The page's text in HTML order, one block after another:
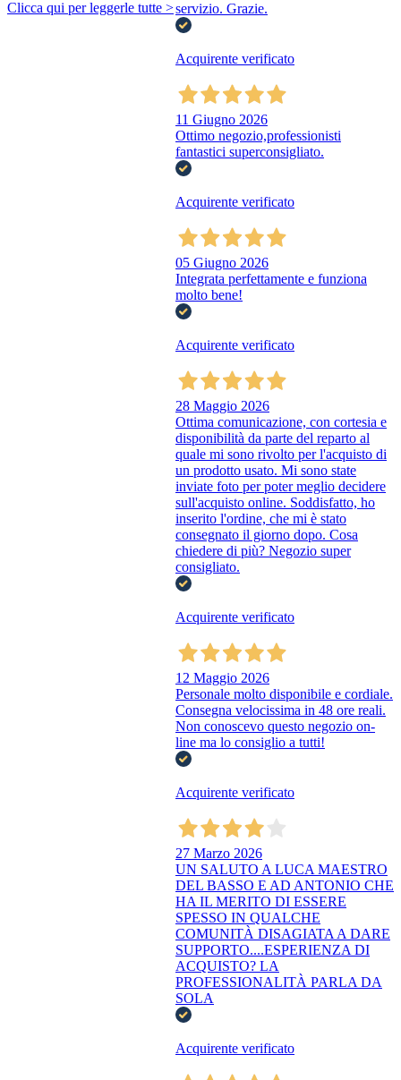
Clicca qui per leggerle tutte >servizio. Grazie.
Acquirente verificato
11 Giugno 2026
Ottimo negozio,professionisti
fantastici superconsigliato.
Acquirente verificato
05 Giugno 2026
Integrata perfettamente e funziona
molto bene!
Acquirente verificato
28 Maggio 2026
Ottima comunicazione, con cortesia e
disponibilità da parte del reparto al
quale mi sono rivolto per l'acquisto di
un prodotto usato. Mi sono state
inviate foto per poter meglio decidere
sull'acquisto online. Soddisfatto, ho
inserito l'ordine, che mi è stato
consegnato il giorno dopo. Cosa
chiedere di più? Negozio super
consigliato.
Acquirente verificato
12 Maggio 2026
Personale molto disponibile e cordiale.
Consegna velocissima in 48 ore reali.
Non conoscevo questo negozio on-
line ma lo consiglio a tutti!
Acquirente verificato
27 Marzo 2026
UN SALUTO A LUCA MAESTRO
DEL BASSO E AD ANTONIO CHE
HA IL MERITO DI ESSERE
SPESSO IN QUALCHE
COMUNITÀ DISAGIATA A DARE
SUPPORTO....ESPERIENZA DI
ACQUISTO? LA
PROFESSIONALITÀ PARLA DA
SOLA
Acquirente verificato